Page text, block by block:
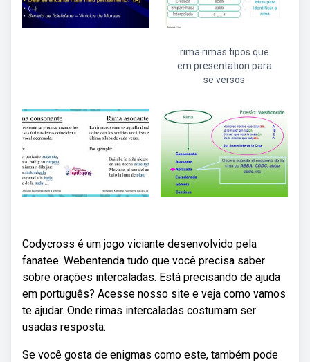
rima rimas tipos que
em presentation para
se versos
Codycross é um jogo viciante desenvolvido pela
fanatee. Webentenda tudo que você precisa saber
sobre orações intercaladas. Está precisando de ajuda
em português? Acesse nosso site e veja como vamos
te ajudar. Onde rimas intercaladas costumam ser
usadas resposta:
Se você gosta de enigmas como este, também pode